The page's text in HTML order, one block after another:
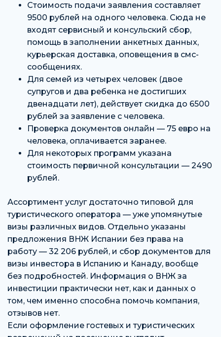
Стоимость подачи заявления составляет
9500 рублей на одного человека. Сюда не
входят сервисный и консульский сбор,
помощь в заполнении анкетных данных,
курьерская доставка, оповещения в смс-
сообщениях.
Для семей из четырех человек (двое
супругов и два ребенка не достигших
двенадцати лет), действует скидка до 6500
рублей за заявление с человека.
Проверка документов онлайн — 75 евро на
человека, оплачивается заранее.
Для некоторых программ указана
стоимость первичной консультации — 2490
рублей.
Ассортимент услуг достаточно типовой для
туристического оператора — уже упомянутые
визы различных видов. Отдельно указаны
предложения ВНЖ Испании без права на
работу — 32 206 рублей, и сбор документов для
визы инвестора в Испанию и Канаду, вообще
без подробностей. Информация о ВНЖ за
инвестиции практически нет, как и данных о
том, чем именно способна помочь компания,
отзывов нет.
Если оформление гостевых и туристических